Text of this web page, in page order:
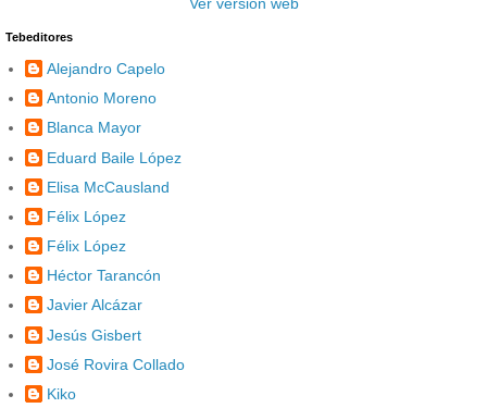
Ver versión web
Tebeditores
Alejandro Capelo
Antonio Moreno
Blanca Mayor
Eduard Baile López
Elisa McCausland
Félix López
Félix López
Héctor Tarancón
Javier Alcázar
Jesús Gisbert
José Rovira Collado
Kiko